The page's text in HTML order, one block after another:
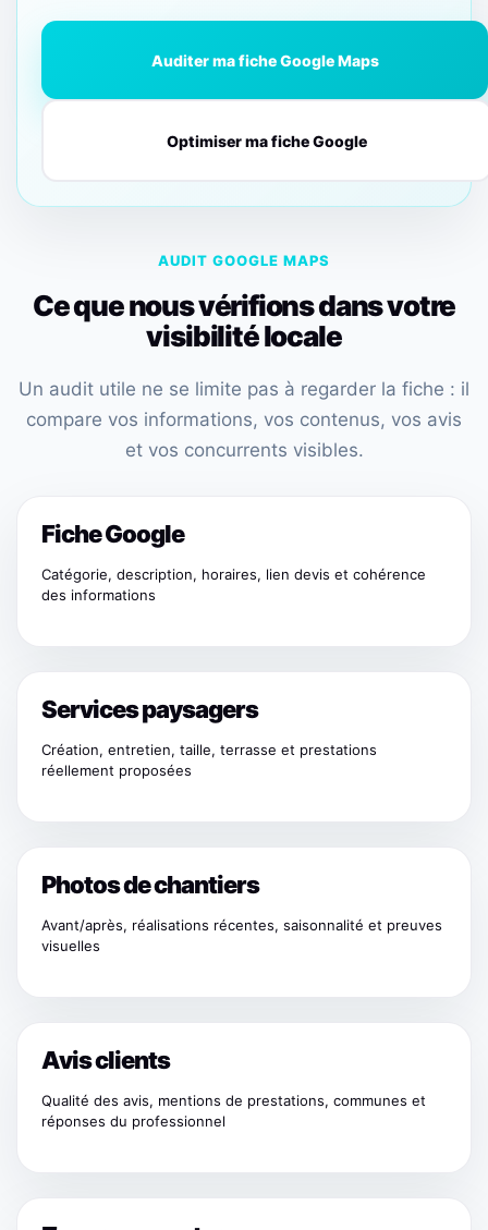
Auditer ma fiche Google Maps
Optimiser ma fiche Google
AUDIT GOOGLE MAPS
Ce que nous vérifions dans votre
visibilité locale
Un audit utile ne se limite pas à regarder la fiche : il
compare vos informations, vos contenus, vos avis
et vos concurrents visibles.
Fiche Google
Catégorie, description, horaires, lien devis et cohérence
des informations
Services paysagers
Création, entretien, taille, terrasse et prestations
réellement proposées
Photos de chantiers
Avant/après, réalisations récentes, saisonnalité et preuves
visuelles
Avis clients
Qualité des avis, mentions de prestations, communes et
réponses du professionnel